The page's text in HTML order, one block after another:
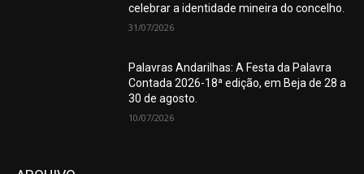
celebrar a identidade mineira do concelho.
31/07/2026
Palavras Andarilhas: A Festa da Palavra
Contada 2026-18ª edição, em Beja de 28 a
30 de agosto.
10/07/2026